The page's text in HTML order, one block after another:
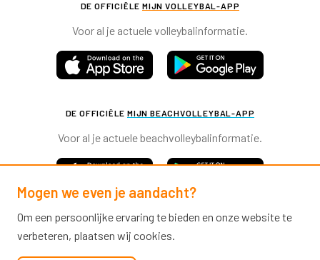
DE OFFICIËLE MIJN VOLLEYBAL-APP
Voor al je actuele volleybalinformatie.
DE OFFICIËLE MIJN BEACHVOLLEYBAL-APP
Voor al je actuele beachvolleybalinformatie.
Mogen we even je aandacht?
Om een persoonlijke ervaring te bieden en onze website te
verbeteren, plaatsen wij cookies.